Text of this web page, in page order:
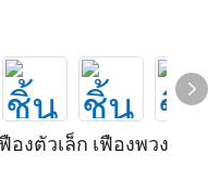
องตัวเล็ก เฟืองพวง